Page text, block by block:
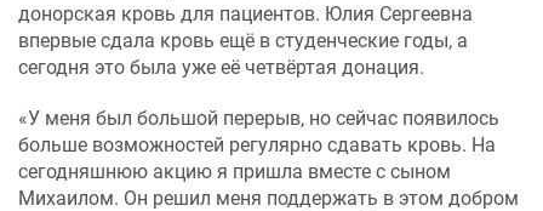
донорская кровь для пациентов. Юлия Сергеевна
впервые сдала кровь ещё в студенческие годы, а
сегодня это была уже её четвёртая донация.
«У меня был большой перерыв, но сейчас появилось
больше возможностей регулярно сдавать кровь. На
сегодняшнюю акцию я пришла вместе с сыном
Михаилом. Он решил меня поддержать в этом добром